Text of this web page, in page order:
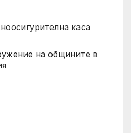
каса
на общините в